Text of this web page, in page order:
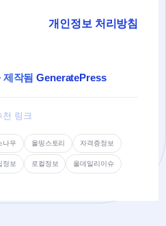
개인정보 처리방침
제작됨GeneratePress
천 링크
나우 올띵스토리 자격증정보
정보 로컬정보 올데일리이슈